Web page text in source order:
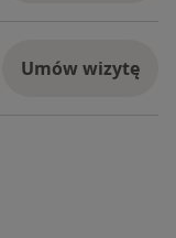
Umów wizytę